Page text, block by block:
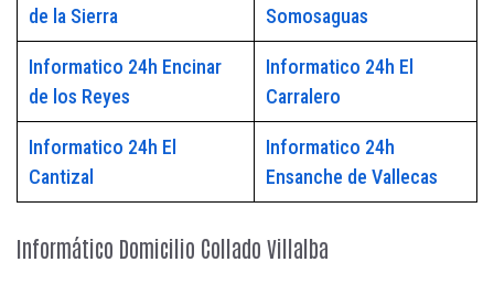
de la Sierra
Somosaguas
Informatico 24h Encinar
de los Reyes
Informatico 24h El
Carralero
Informatico 24h El
Cantizal
Informatico 24h
Ensanche de Vallecas
Informático Domicilio Collado Villalba